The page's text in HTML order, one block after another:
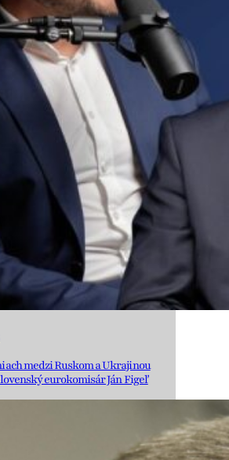
medzi Ruskom a Ukrajinou
eurokomisár Ján Figeľ